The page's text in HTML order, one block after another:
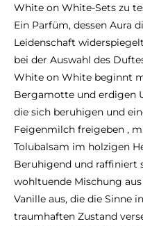
White on White-Sets zu
Ein Parfüm, dessen Aura
Leidenschaft
bei der Auswahl des
White on White beginnt
Bergamotte und erdigen
die sich beruhigen und
Feigenmilch freigeben ,
Tolubalsam im holzigen
Beruhigend und raffiniert
wohltuende Mischung
Vanille aus, die die Sinne
traumhaften Zustand